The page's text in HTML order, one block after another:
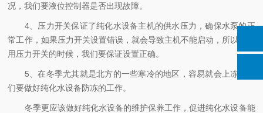
况，我们要液位控制器是否出现故障。
4、压力开关保证了纯化水设备主机的供水压力，确保水泵的正
常工作，如果压力开关设置错误，就会导致主机不能启动，所以在使
用压力开关的时候，我们要保证设置正确。
5、在冬季尤其就是北方的一些寒冷的地区，容易就会上冻，我
们要做好纯化水设备防冻的工作。
冬季更应该做好纯化水设备的维护保养工作，促进纯化水设备能